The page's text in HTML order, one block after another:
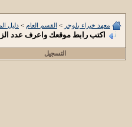
معهد خبراء بلوجر > القسم العام > دليل
اكتب رابط موقعك واعرف عدد
التسجيل